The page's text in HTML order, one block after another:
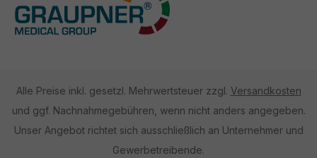
Alle Preise inkl. gesetzl. Mehrwertsteuer zzgl. Versandkosten
und ggf. Nachnahmegebühren, wenn nicht anders angegeben.
Unser Angebot richtet sich ausschließlich an Unternehmer und
Gewerbetreibende.